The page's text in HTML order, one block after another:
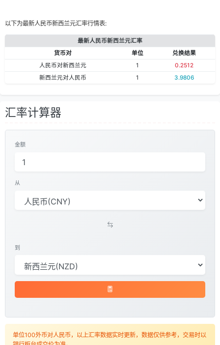
以下为最新人民币新西兰元汇率行情表:
最新人民币新西兰元汇率
货币对
单位
兑换结果
人民币对新西兰元
1
0.2512
新西兰元对人民币
1 3.9806
汇率计算器
金额
从
到
单位100外币对人民币，以上汇率数据实时更新，数据仅供参考，交易时以